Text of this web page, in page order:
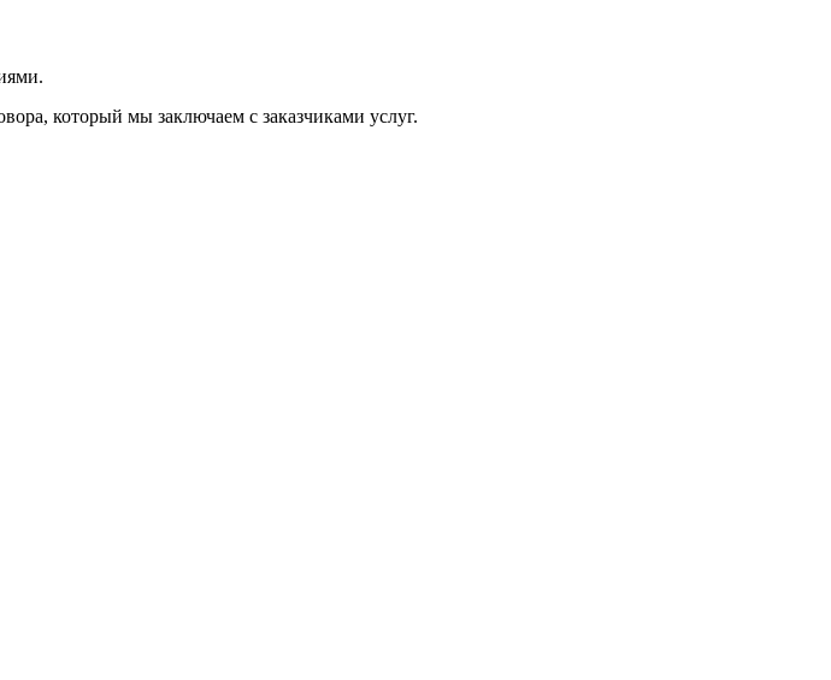
который мы заключаем с заказчиками услуг.